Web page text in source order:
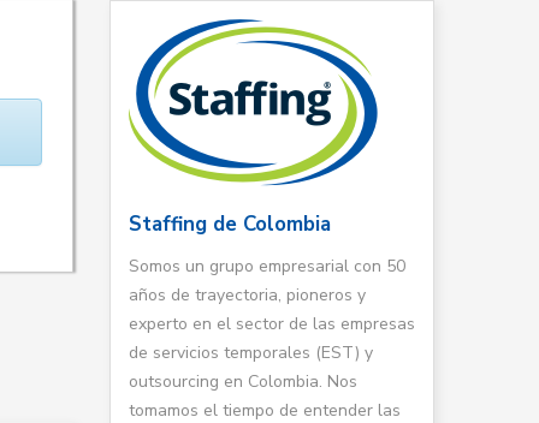
Staffing de Colombia
Somos un grupo empresarial con 50
años de trayectoria, pioneros y
experto en el sector de las empresas
de servicios temporales (EST) y
outsourcing en Colombia. Nos
tomamos el tiempo de entender las